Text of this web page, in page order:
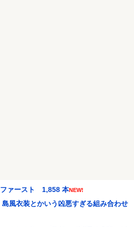
ァースト 1,858 本NEW!
島風衣装とかいう凶悪すぎる組み合わせ